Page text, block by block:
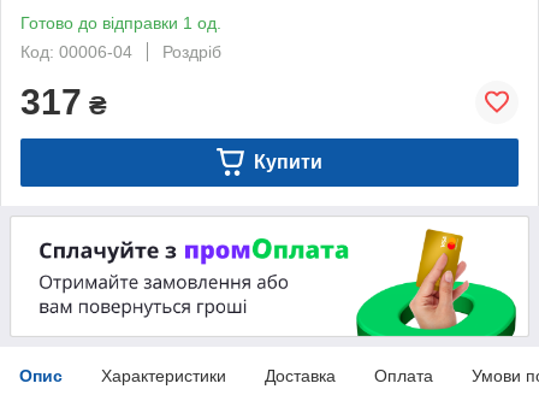
Готово до відправки 1 од.
Код: 00006-04
Роздріб
317 ₴
Купити
Опис Характеристики Доставка Оплата Умови